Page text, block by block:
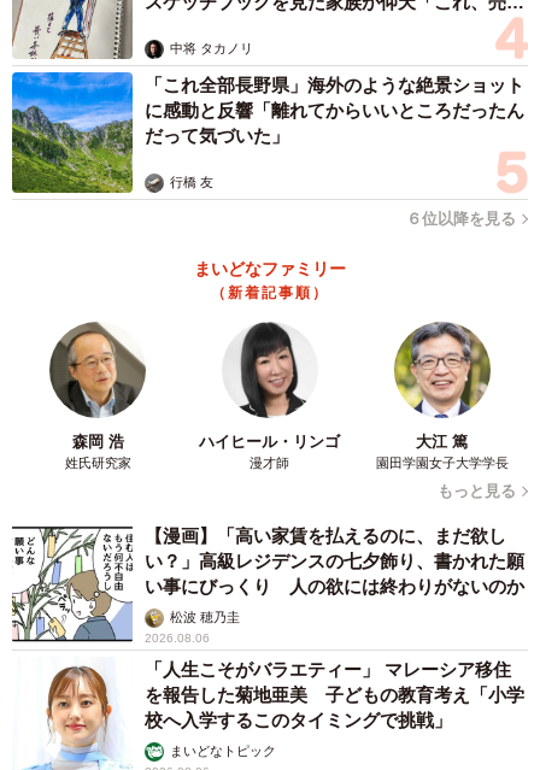
中将 タカノリ
「これ全部長野県」海外のような絶景ショット
に感動と反響「離れてからいいところだったん
だって気づいた」
行橋 友
６位以降を見る
まいどなファミリー
（新着記事順）
森岡 浩
姓氏研究家
ハイヒール・リンゴ
漫才師
大江 篤
園田学園女子大学学長
もっと見る
【漫画】「高い家賃を払えるのに、まだ欲し
い？」高級レジデンスの七夕飾り、書かれた願
い事にびっくり 人の欲には終わりがないのか
松波 穂乃圭
2026.08.06
「人生こそがバラエティー」 マレーシア移住
を報告した菊地亜美 子どもの教育考え「小学
校へ入学するこのタイミングで挑戦」
まいどなトピック